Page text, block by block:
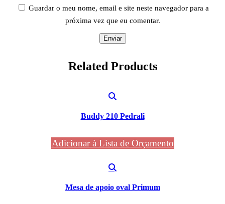
Guardar o meu nome, email e site neste navegador para a
próxima vez que eu comentar.
Related Products
Buddy 210 Pedrali
Adicionar à Lista de Orçamento
Mesa de apoio oval Primum